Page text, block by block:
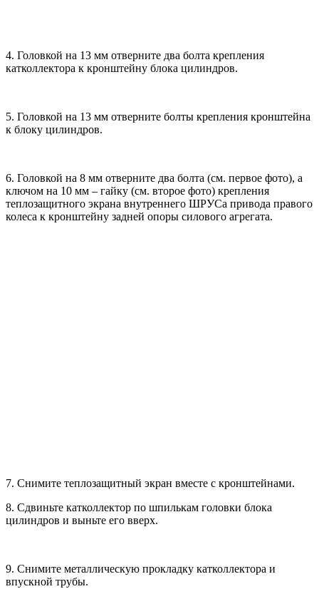
4. Головкой на 13 мм отверните два болта крепления
катколлектора к кронштейну блока цилиндров.
5. Головкой на 13 мм отверните болты крепления кронштейна
к блоку цилиндров.
6. Головкой на 8 мм отверните два болта (см. первое фото), а
ключом на 10 мм – гайку (см. второе фото) крепления
теплозащитного экрана внутреннего ШРУСа привода правого
колеса к кронштейну задней опоры силового агрегата.
7. Снимите теплозащитный экран вместе с кронштейнами.
8. Сдвиньте катколлектор по шпилькам головки блока
цилиндров и выньте его вверх.
9. Снимите металлическую прокладку катколлектора и
впускной трубы.